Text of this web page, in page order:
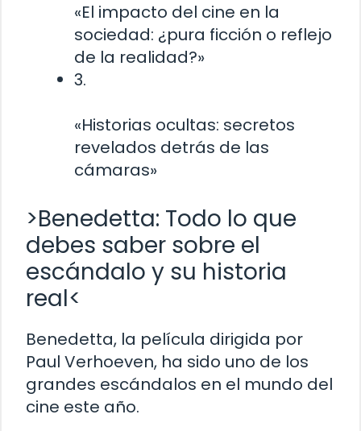
«El impacto del cine en la
sociedad: ¿pura ficción o reflejo
de la realidad?»
3.
«Historias ocultas: secretos
revelados detrás de las
cámaras»
>Benedetta: Todo lo que
debes saber sobre el
escándalo y su historia
real<
Benedetta, la película dirigida por
Paul Verhoeven, ha sido uno de los
grandes escándalos en el mundo del
cine este año.